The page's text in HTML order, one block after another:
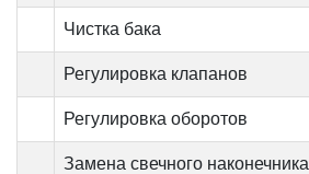
Чистка бака
Регулировка клапанов
Регулировка оборотов
Замена свечного наконечника